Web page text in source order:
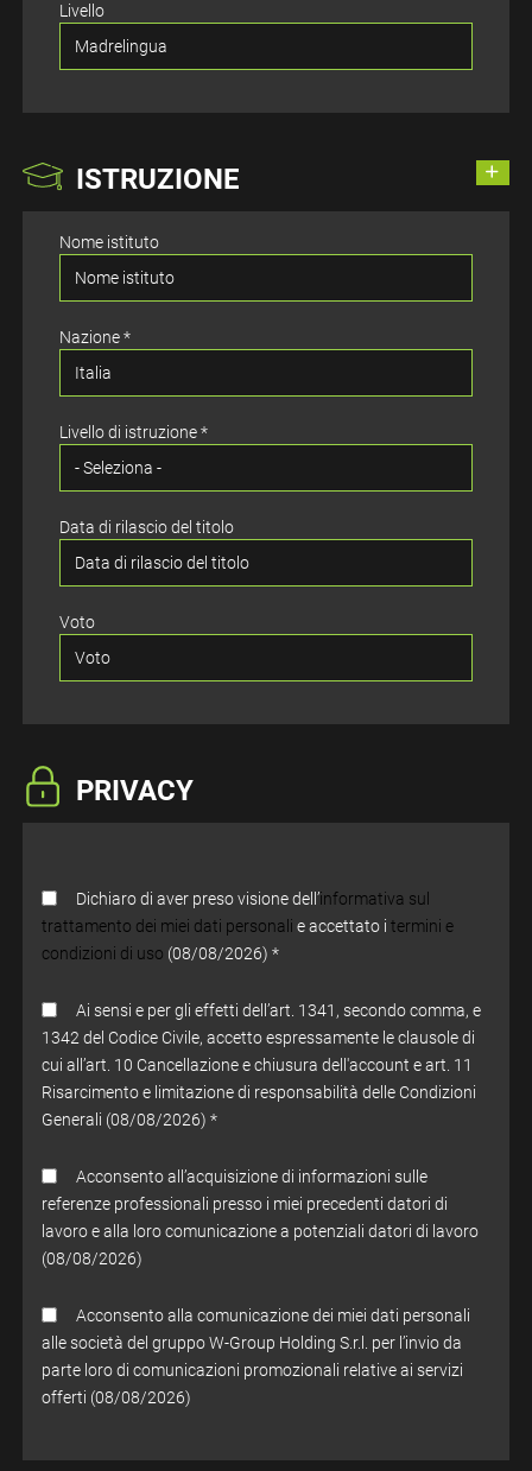
Livello
ISTRUZIONE
Nome istituto
Nazione *
Livello di istruzione *
Data di rilascio del titolo
Voto
PRIVACY
Dichiaro di aver preso visione dell’informativa sul
trattamento dei miei dati personali e accettato itermini e
condizioni di uso (08/08/2026) *
Ai sensi e per gli effetti dell’art. 1341, secondo comma, e
1342 del Codice Civile, accetto espressamente le clausole di
cui all’art. 10 Cancellazione e chiusura dell'account e art. 11
Risarcimento e limitazione di responsabilità delle Condizioni
Generali (08/08/2026) *
Acconsento all’acquisizione di informazioni sulle
referenze professionali presso i miei precedenti datori di
lavoro e alla loro comunicazione a potenziali datori di lavoro
(08/08/2026)
Acconsento alla comunicazione dei miei dati personali
alle società del gruppo W-Group Holding S.r.l. per l’invio da
parte loro di comunicazioni promozionali relative ai servizi
offerti (08/08/2026)